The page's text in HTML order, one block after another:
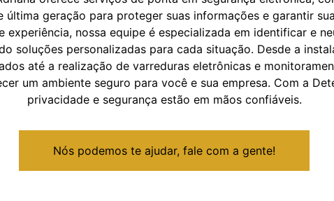
última geração para proteger suas informações e garantir
experiência, nossa equipe é especializada em identificar e
soluções personalizadas para cada situação. Desde a
até a realização de varreduras eletrônicas e
um ambiente seguro para você e sua empresa. Com a
privacidade e segurança estão em mãos confiáveis.
Nós podemos te ajudar, fale com a gente!